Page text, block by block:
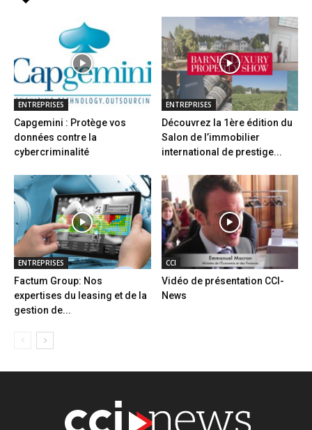
ENTREPRISES
Capgemini : Protège vos
données contre la
cybercriminalité
ENTREPRISES
Découvrez la 1ère édition du
Salon de l’immobilier
international de prestige...
ENTREPRISES
Factum Group: Nos
expertises du leasing et de la
gestion de...
CCI
Vidéo de présentation CCI-
News